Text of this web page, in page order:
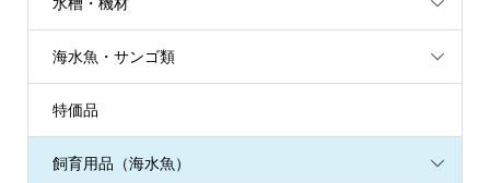
海水魚・サンゴ類
特価品
飼育用品（海水魚）